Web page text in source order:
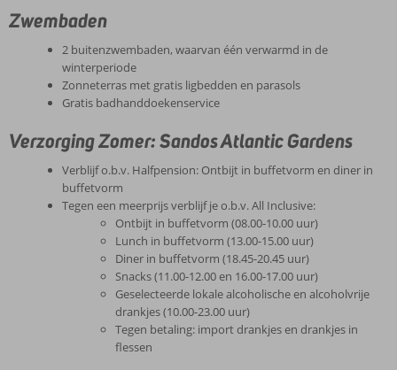
Zwembaden
2 buitenzwembaden, waarvan één verwarmd in de
winterperiode
Zonneterras met gratis ligbedden en parasols
Gratis badhanddoekenservice
Verzorging Zomer: Sandos Atlantic Gardens
Verblijf o.b.v. Halfpension: Ontbijt in buffetvorm en diner in
buffetvorm
Tegen een meerprijs verblijf je o.b.v. All Inclusive:
Ontbijt in buffetvorm (08.00-10.00 uur)
Lunch in buffetvorm (13.00-15.00 uur)
Diner in buffetvorm (18.45-20.45 uur)
Snacks (11.00-12.00 en 16.00-17.00 uur)
Geselecteerde lokale alcoholische en alcoholvrije
drankjes (10.00-23.00 uur)
Tegen betaling: import drankjes en drankjes in
flessen